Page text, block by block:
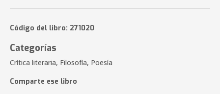
Código del libro: 271020
Categorías
Crítica literaria, Filosofía, Poesía
Comparte ese libro